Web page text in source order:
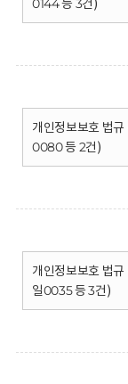
0144 등 3건)
개인정보보호 법
0080 등 2건)
개인정보보호 법
일0035 등 3건)